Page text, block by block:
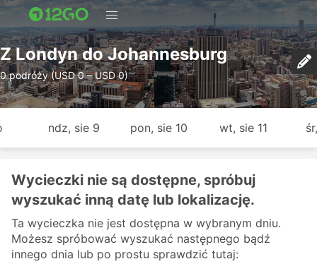
Z Londyn do Johannesburg
0 podróży (USD 0 – USD 0)
ndz, sie 9 pon, sie 10 wt, sie 11
Wycieczki nie są dostępne, spróbuj
wyszukać inną datę lub lokalizację.
Ta wycieczka nie jest dostępna w wybranym dniu.
Możesz spróbować wyszukać następnego bądź
innego dnia lub po prostu sprawdzić tutaj: